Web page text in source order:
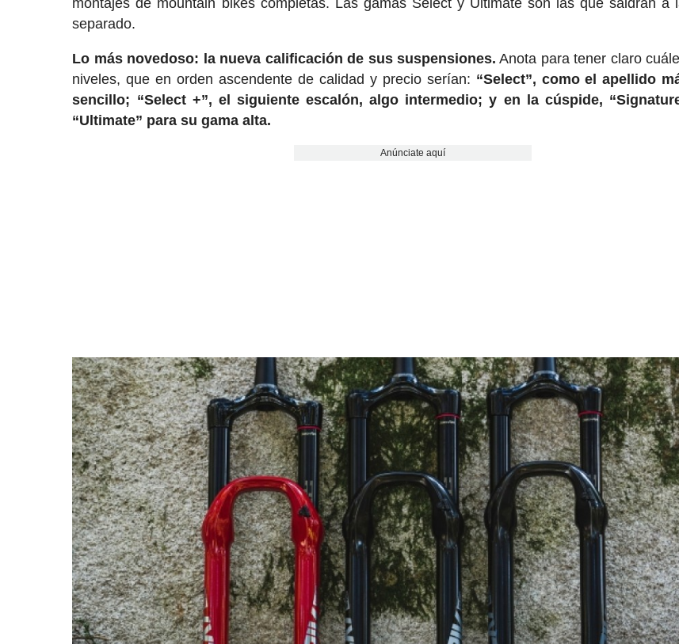
montajes de mountain bikes completas. Las gamas Select y Ultimate son las que saldrán a
separado.
Lo más novedoso: la nueva calificación de sus suspensiones. Anota para tener claro
niveles, que en orden ascendente de calidad y precio serían: “Select”, como el apellido
sencillo; “Select +”, el siguiente escalón, algo intermedio; y en la cúspide,
“Ultimate” para su gama alta.
Anúnciate aquí